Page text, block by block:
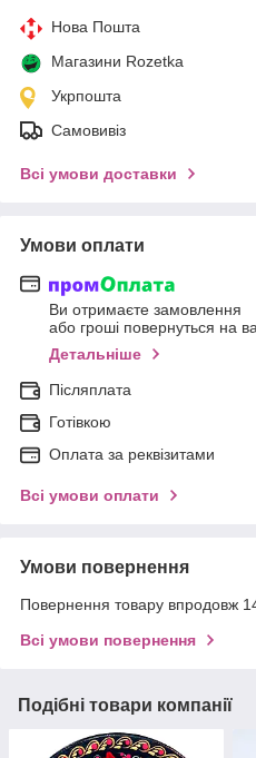
Нова Пошта
Магазини Rozetka
Укрпошта
Самовивіз
Всі умови доставки
Умови оплати
Ви отримаєте замовлення
або гроші повернуться на
Детальніше
Післяплата
Готівкою
Оплата за реквізитами
Всі умови оплати
Умови повернення
Повернення товару впродовж
Всі умови повернення
Подібні товари компанії